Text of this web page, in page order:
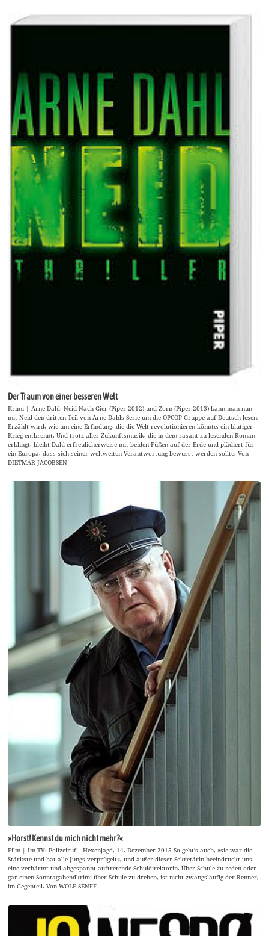
Der Traum von einer besseren Welt
Krimi | Arne Dahl: Neid Nach Gier (Piper 2012) und Zorn (Piper 2013) kann man nun
mit Neid den dritten Teil von Arne Dahls Serie um die OPCOP-Gruppe auf Deutsch lesen.
Erzählt wird, wie um eine Erfindung, die die Welt revolutionieren könnte, ein blutiger
Krieg entbrennt. Und trotz aller Zukunftsmusik, die in dem rasant zu lesenden Roman
erklingt, bleibt Dahl erfreulicherweise mit beiden Füßen auf der Erde und plädiert für
ein Europa, dass sich seiner weltweiten Verantwortung bewusst werden sollte. Von
DIETMAR JACOBSEN
»Horst! Kennst du mich nicht mehr?«
Film | Im TV: Polizeiruf – Hexenjagd, 14. Dezember 2015 So geht’s auch, »sie war die
Stärkste und hat alle Jungs verprügelt«, und außer dieser Sekretärin beeindruckt uns
eine verhärmt und abgespannt auftretende Schuldirektorin. Über Schule zu reden oder
gar einen Sonntagabendkrimi über Schule zu drehen, ist nicht zwangsläufig der Renner,
im Gegenteil. Von WOLF SENFF